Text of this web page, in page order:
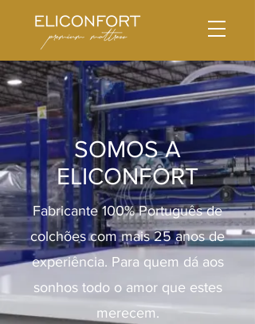
SOMOS A
ELICONFORT
Fabricante 100% Português de
colchões com mais 25 anos de
experiência. Para quem dá aos
sonhos todo o amor que estes
merecem.